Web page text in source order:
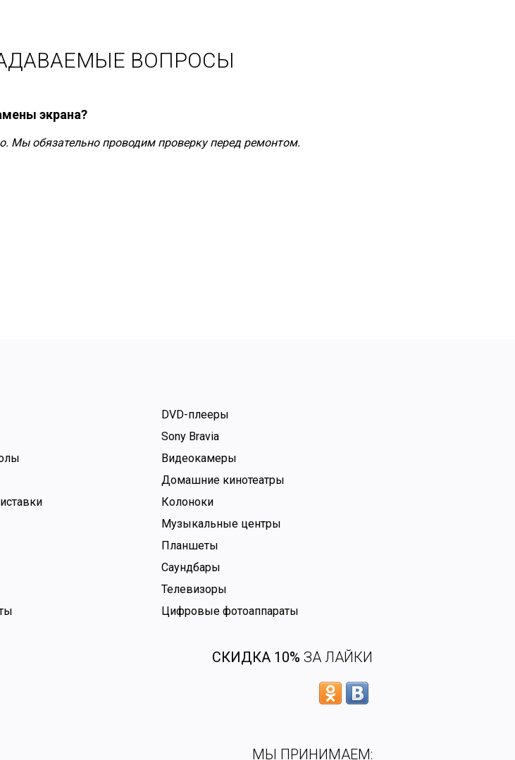
ВОПРОСЫ
экрана?
Мы обязательно проводим проверку перед ремонтом.
DVD-плееры
Sony Bravia
Видеокамеры
Домашние кинотеатры
Колоноки
Музыкальные центры
Планшеты
Саундбары
Телевизоры
Цифровые фотоаппараты
СКИДКА 10% ЗА ЛАЙКИ
МЫ ПРИНИМАЕМ: